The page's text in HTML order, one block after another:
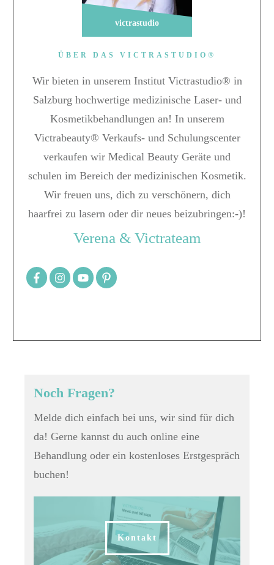
ÜBER DAS VICTRASTUDIO®
Wir bieten in unserem Institut Victrastudio® in
Salzburg hochwertige medizinische Laser- und
Kosmetikbehandlungen an! In unserem
Victrabeauty® Verkaufs- und Schulungscenter
verkaufen wir Medical Beauty Geräte und
schulen im Bereich der medizinischen Kosmetik.
Wir freuen uns, dich zu verschönern, dich
haarfrei zu lasern oder dir neues beizubringen:-)!
Verena & Victrateam
victrastudio
Noch Fragen?
Melde dich einfach bei uns, wir sind für dich
da! Gerne kannst du auch online eine
Behandlung oder ein kostenloses Erstgespräch
buchen!
Kontakt